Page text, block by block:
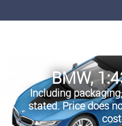
BMW,
Including
stated. Price does